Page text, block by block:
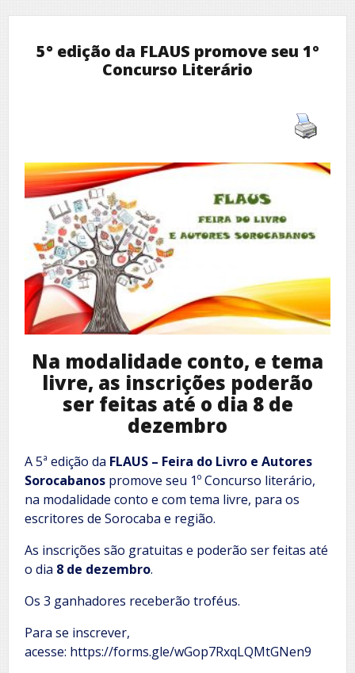
5° edição da FLAUS promove seu 1º
Concurso Literário
Na modalidade conto, e tema
livre, as inscrições poderão
ser feitas até o dia 8 de
dezembro
A 5ª edição da FLAUS – Feira do Livro e Autores
Sorocabanos promove seu 1º Concurso literário,
na modalidade conto e com tema livre, para os
escritores de Sorocaba e região.
As inscrições são gratuitas e poderão ser feitas até
o dia 8 de dezembro.
Os 3 ganhadores receberão troféus.
Para se inscrever,
acesse: https://forms.gle/wGop7RxqLQMtGNen9